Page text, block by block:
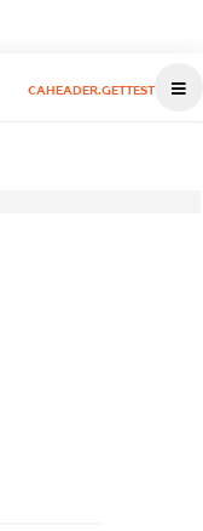
CAHEADER.GETTEST